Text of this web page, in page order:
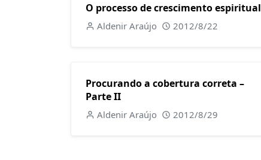
O processo de crescimento espiritual
Aldenir Araújo 2012/8/22
Procurando a cobertura correta –
Parte II
Aldenir Araújo 2012/8/29